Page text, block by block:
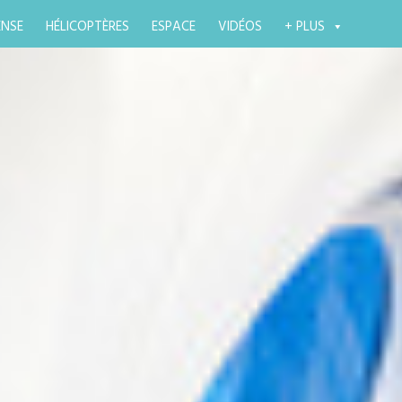
HÉLICOPTÈRES ESPACE VIDÉOS + PLUS